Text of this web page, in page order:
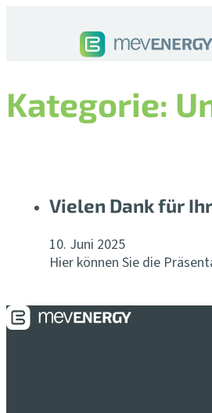
Kategorie:
Vielen Dank für
10. Juni 2025
Hier können Sie die